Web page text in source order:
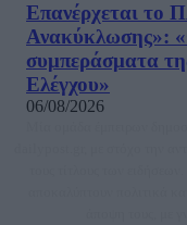
Επανέρχεται το
Ανακύκλωσης»:
συμπεράσματα
Ελέγχου»
06/08/2026